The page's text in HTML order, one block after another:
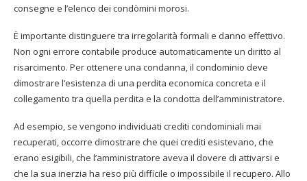
consegne e l’elenco dei condòmini morosi.
È importante distinguere tra irregolarità formali e danno effettivo.
Non ogni errore contabile produce automaticamente un diritto al
risarcimento. Per ottenere una condanna, il condominio deve
dimostrare l’esistenza di una perdita economica concreta e il
collegamento tra quella perdita e la condotta dell’amministratore.
Ad esempio, se vengono individuati crediti condominiali mai
recuperati, occorre dimostrare che quei crediti esistevano, che
erano esigibili, che l’amministratore aveva il dovere di attivarsi e
che la sua inerzia ha reso più difficile o impossibile il recupero. Allo